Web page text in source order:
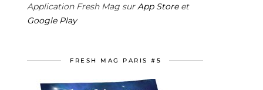
Application Fresh Mag surApp Storeet
Google Play
FRESH MAG PARIS #5